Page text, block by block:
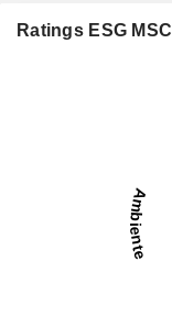
Ratings ESG MSCI